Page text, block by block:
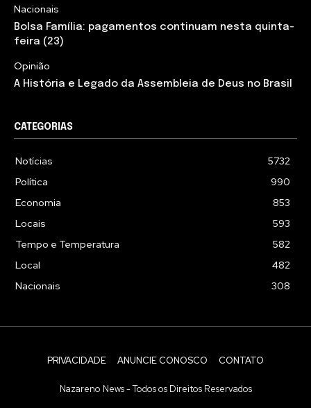
Nacionais
Bolsa Família: pagamentos continuam nesta quinta-
feira (23)
Opinião
A História e Legado da Assembleia de Deus no Brasil
CATEGORIAS
Notícias
5732
Política
990
Economia
853
Locais
593
Tempo e Temperatura
582
Local
482
Nacionais
308
PRIVACIDADE ANUNCIE CONOSCO CONTATO
Nazareno News - Todos os Direitos Reservados